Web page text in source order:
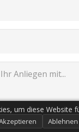
um diese Website
Ablehnen